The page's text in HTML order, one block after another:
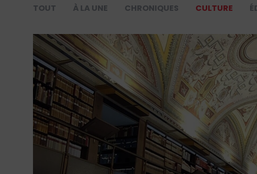
TOUT À LA UNE CHRONIQUES CULTURE